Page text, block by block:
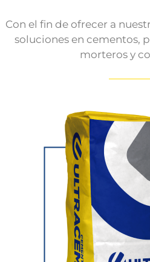
Con el fin de ofrecer a
soluciones en cementos,
morteros y